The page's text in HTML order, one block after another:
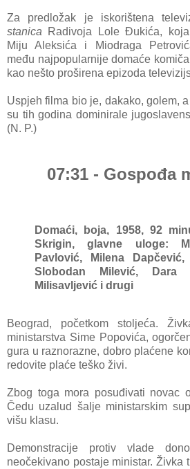
Za predložak je iskorištena
stanica Radivoja Lole Đukića,
Miju Aleksića i Miodraga
među najpopularnije domaće
kao nešto proširena epizoda
Uspjeh filma bio je, dakako, golem,
su tih godina dominirale
(N. P.)
07:31 - Gospođa
Domaći, boja, 1958, 92
Skrigin, g lavne uloge:
Pavlović, Milena
Slobodan Milević, Dara
Milisavljević i drugi
Beograd, početkom stoljeća.
ministarstva Sime Popovića,
gura u raznorazne, dobro plaćene
redovite plaće teško živi.
Zbog toga mora posuđivati novac
Čedu uzalud šalje ministarskim
višu klasu.
Demonstracije protiv vlade
neočekivano postaje ministar. Živka